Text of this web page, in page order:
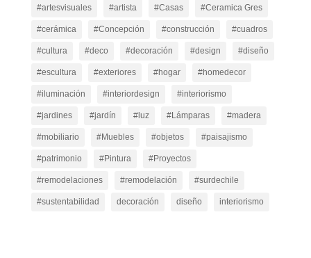
#artesvisuales #artista #Casas #Ceramica Gres
#cerámica #Concepción #construcción #cuadros
#cultura #deco #decoración #design #diseño
#escultura #exteriores #hogar #homedecor
#iluminación #interiordesign #interiorismo
#jardines #jardín #luz #Lámparas #madera
#mobiliario #Muebles #objetos #paisajismo
#patrimonio #Pintura #Proyectos
#remodelaciones #remodelación #surdechile
#sustentabilidad decoración diseño interiorismo